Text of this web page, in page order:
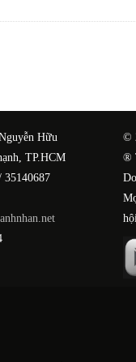
Hữu
TP.HCM
35140687
©
®